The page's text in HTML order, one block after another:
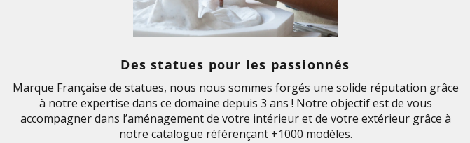
Des statues pour les passionnés
Marque Française de statues, nous nous sommes forgés une solide réputation grâce
à notre expertise dans ce domaine depuis 3 ans ! Notre objectif est de vous
accompagner dans l’aménagement de votre intérieur et de votre extérieur grâce à
notre catalogue référençant +1000 modèles.